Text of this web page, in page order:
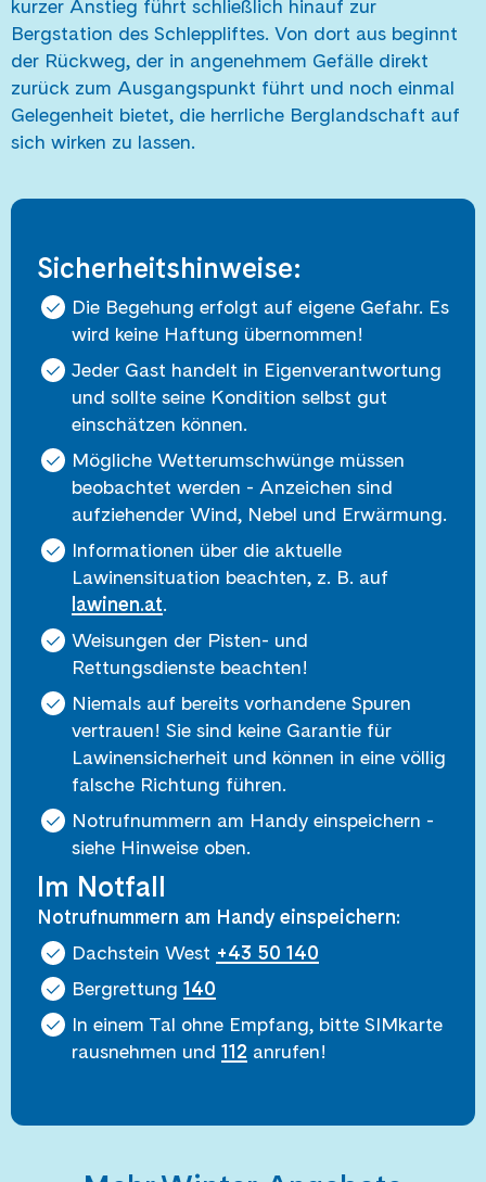
kurzer Anstieg führt schließlich hinauf zur
Bergstation des Schleppliftes. Von dort aus beginnt
der Rückweg, der in angenehmem Gefälle direkt
zurück zum Ausgangspunkt führt und noch einmal
Gelegenheit bietet, die herrliche Berglandschaft auf
sich wirken zu lassen.
Sicherheitshinweise:
Die Begehung erfolgt auf eigene Gefahr. Es
wird keine Haftung übernommen!
Jeder Gast handelt in Eigenverantwortung
und sollte seine Kondition selbst gut
einschätzen können.
Mögliche Wetterumschwünge müssen
beobachtet werden - Anzeichen sind
aufziehender Wind, Nebel und Erwärmung.
Informationen über die aktuelle
Lawinensituation beachten, z. B. auf
lawinen.at.
Weisungen der Pisten- und
Rettungsdienste beachten!
Niemals auf bereits vorhandene Spuren
vertrauen! Sie sind keine Garantie für
Lawinensicherheit und können in eine völlig
falsche Richtung führen.
Notrufnummern am Handy einspeichern -
siehe Hinweise oben.
Im Notfall
Notrufnummern am Handy einspeichern:
Dachstein West +43 50 140
Bergrettung 140
In einem Tal ohne Empfang, bitte SIMkarte
rausnehmen und 112 anrufen!